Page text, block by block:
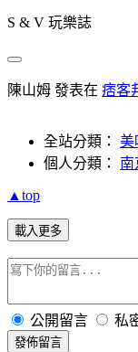
S & V 玩樂誌
陳山姆 發表在 痞客
全站分類： 美
個人分類： 南
▲top
載入更多
公開留言 私
發佈留言